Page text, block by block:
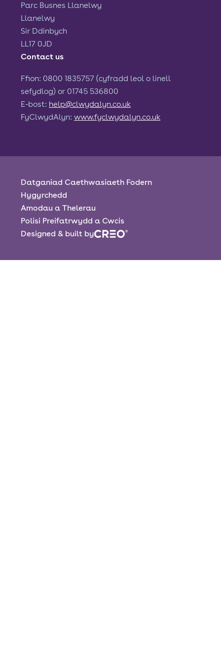
Parc Busnes Llanelwy
Llanelwy
Sir Ddinbych
LL17 0JD
Contact us
Ffion: 0800 1835757 (cyfradd leol o linell
sefydlog) or 01745 536800
E-bost: help@clwydalyn.co.uk
FyClwydAlyn: www.fyclwydalyn.co.uk
Datganiad Caethwasiaeth Fodern
Hygyrchedd
Amodau a Thelerau
Polisi Preifatrwydd a Cwcis
Designed & built by